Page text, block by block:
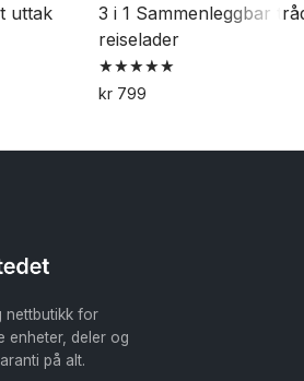
uttak
3 i 1 Sammenleggbar
reiselader
Vurdert
5.00
kr799
produktet
nettbutikk for
enheter, deler og
på alt.